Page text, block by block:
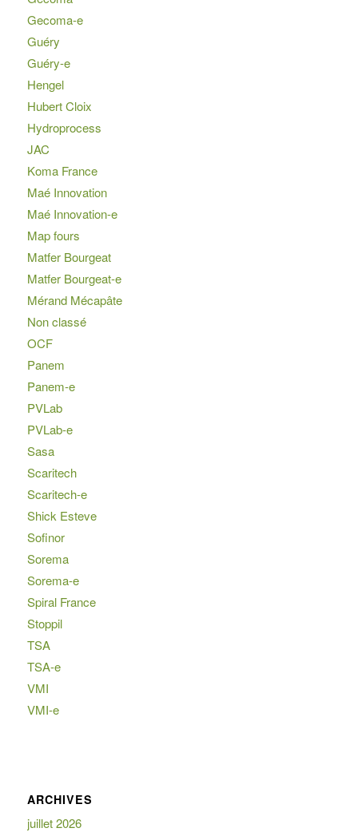
Gecoma-e
Guéry
Guéry-e
Hengel
Hubert Cloix
Hydroprocess
JAC
Koma France
Maé Innovation
Maé Innovation-e
Map fours
Matfer Bourgeat
Matfer Bourgeat-e
Mérand Mécapâte
Non classé
OCF
Panem
Panem-e
PVLab
PVLab-e
Sasa
Scaritech
Scaritech-e
Shick Esteve
Sofinor
Sorema
Sorema-e
Spiral France
Stoppil
TSA
TSA-e
VMI
VMI-e
ARCHIVES
juillet 2026